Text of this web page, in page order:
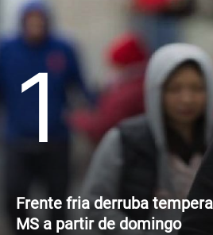
1
Frente fria derruba
MS a partir de domingo